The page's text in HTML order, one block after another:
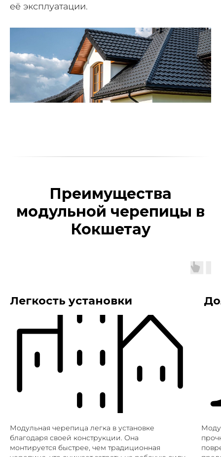
её эксплуатации.
Преимущества
модульной черепицы в
Кокшетау
Легкость установки
Модульная черепица легка в установке
благодаря своей конструкции. Она
монтируется быстрее, чем традиционная